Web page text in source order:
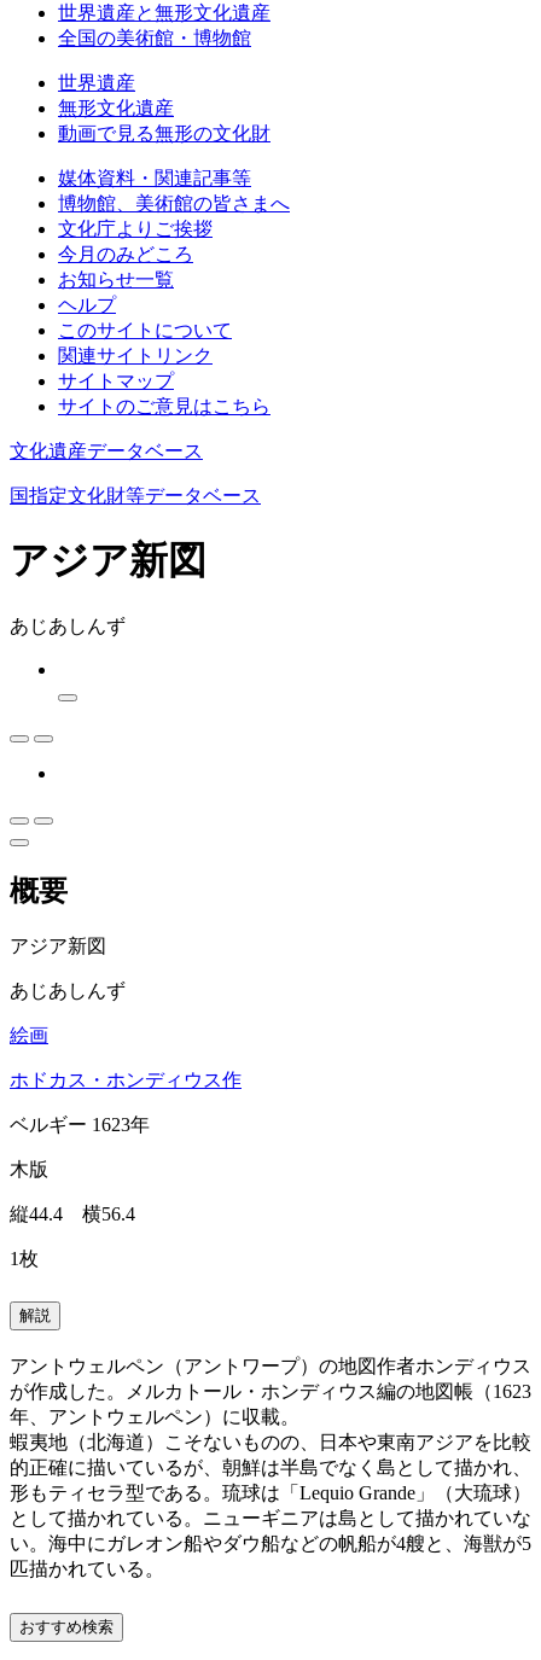
世界遺産と無形文化遺産
全国の美術館・博物館
世界遺産
無形文化遺産
動画で見る無形の文化財
媒体資料・関連記事等
博物館、美術館の皆さまへ
文化庁よりご挨拶
今月のみどころ
お知らせ一覧
ヘルプ
このサイトについて
関連サイトリンク
サイトマップ
サイトのご意見はこちら
文化遺産データベース
国指定文化財等データベース
アジア新図
あじあしんず
概要
アジア新図
あじあしんず
絵画
ホドカス・ホンディウス作
ベルギー 1623年
木版
縦44.4 横56.4
1枚
解説
アントウェルペン（アントワープ）の地図作者ホンディウス
が作成した。メルカトール・ホンディウス編の地図帳（1623
年、アントウェルペン）に収載。
蝦夷地（北海道）こそないものの、日本や東南アジアを比較
的正確に描いているが、朝鮮は半島でなく島として描かれ、
形もティセラ型である。琉球は「Lequio Grande」（大琉球）
として描かれている。ニューギニアは島として描かれていな
い。海中にガレオン船やダウ船などの帆船が4艘と、海獣が5
匹描かれている。
おすすめ検索